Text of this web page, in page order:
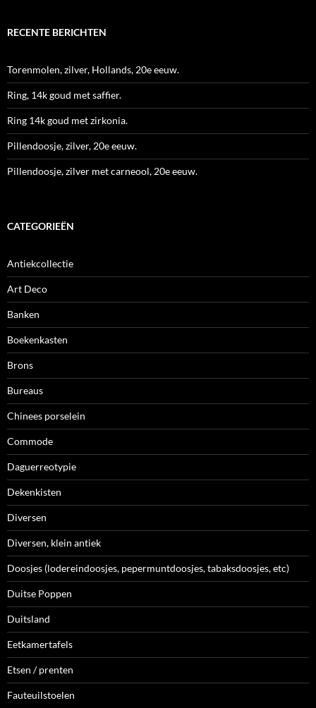
RECENTE BERICHTEN
Torenmolen, zilver, Hollands, 20e eeuw.
Ring, 14k goud met saffier.
Ring 14k goud met zirkonia.
Pillendoosje, zilver, 20e eeuw.
Pillendoosje, zilver met carneool, 20e eeuw.
CATEGORIEËN
Antiekcollectie
Art Deco
Banken
Boekenkasten
Brons
Bureaus
Chinees porselein
Commode
Daguerreotypie
Dekenkisten
Diversen
Diversen, klein antiek
Doosjes (lodereindoosjes, pepermuntdoosjes, tabaksdoosjes, etc)
Duitse Poppen
Duitsland
Eetkamertafels
Etsen / prenten
Fauteuilstoelen